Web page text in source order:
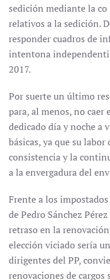
sedición mediante la
relativos a la sedición.
responder cuadros de
intentona
2017.
Por suerte un último
para, al menos, no caer
dedicado día y noche a
básicas, ya que su
consistencia y la
a la envergadura del
Frente a los
de Pedro Sánchez
retraso en la
elección viciado sería
dirigentes del PP,
renovaciones de cargos